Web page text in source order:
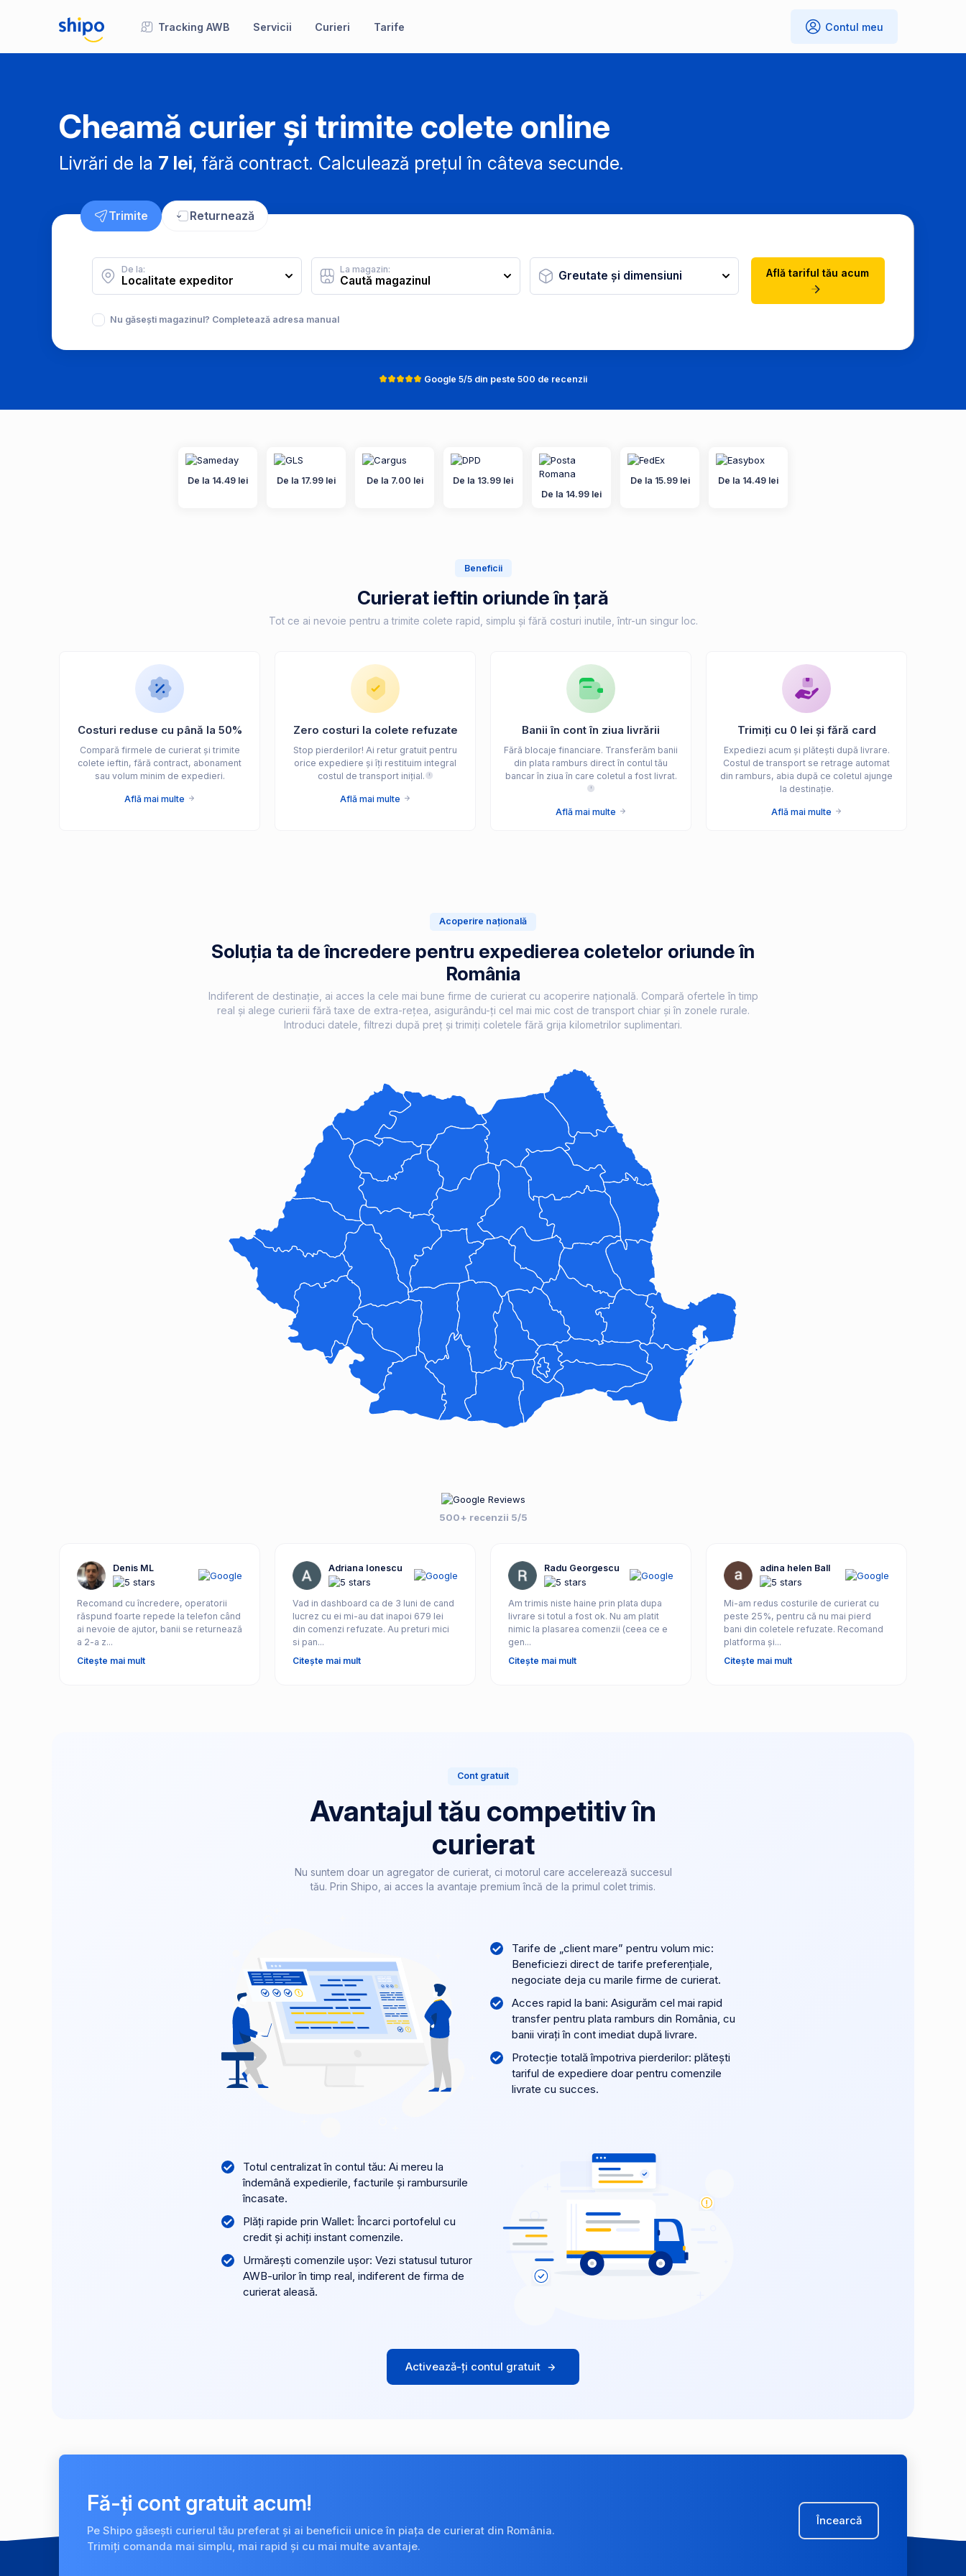
Tracking AWB Servicii Curieri Tarife Contul meu
Cheamă curier și trimite colete online
Livrări de la 7 lei, fără contract. Calculează prețul în câteva secunde.
Trimite Returnează
De la: La magazin: Greutate și dimensiuni Află tariful tău acum
Nu găsești magazinul? Completează adresa manual
Google 5/5 din peste 500 de recenzii
De la 14.49 lei De la 17.99 lei De la 7.00 lei
De la 13.99 lei
De la 14.99 lei
De la 15.99 lei De la 14.49 lei
Beneficii
Curierat ieftin oriunde în țară
Tot ce ai nevoie pentru a trimite colete rapid, simplu și fără costuri inutile, într-un singur loc.
Costuri reduse cu până la 50%
Compară firmele de curierat și trimite
colete ieftin, fără contract, abonament
sau volum minim de expedieri.
Află mai multe
Zero costuri la colete refuzate
Stop pierderilor! Ai retur gratuit pentru
orice expediere și îți restituim integral
costul de transport inițial.
Află mai multe
Banii în cont în ziua livrării
Fără blocaje financiare. Transferăm banii
din plata ramburs direct în contul tău
bancar în ziua în care coletul a fost livrat.
Află mai multe
Trimiți cu 0 lei și fără card
Expediezi acum și plătești după livrare.
Costul de transport se retrage automat
din ramburs, abia după ce coletul ajunge
la destinație.
Află mai multe
Acoperire națională
Soluția ta de încredere pentru expedierea coletelor oriunde în
România
Indiferent de destinație, ai acces la cele mai bune firme de curierat cu acoperire națională. Compară ofertele în timp
real și alege curierii fără taxe de extra-rețea, asigurându-ți cel mai mic cost de transport chiar și în zonele rurale.
Introduci datele, filtrezi după preț și trimiți coletele fără grija kilometrilor suplimentari.
500+ recenzii 5/5
Denis ML
Recomand cu încredere, operatorii
răspund foarte repede la telefon când
ai nevoie de ajutor, banii se returnează
a 2-a z...
Citește mai mult
Adriana Ionescu
Vad in dashboard ca de 3 luni de cand
lucrez cu ei mi-au dat inapoi 679 lei
din comenzi refuzate. Au preturi mici
si pan...
Citește mai mult
Radu Georgescu
Am trimis niste haine prin plata dupa
livrare si totul a fost ok. Nu am platit
nimic la plasarea comenzii (ceea ce e
gen...
Citește mai mult
adina helen Ball
Mi-am redus costurile de curierat cu
peste 25%, pentru că nu mai pierd
bani din coletele refuzate. Recomand
platforma și...
Citește mai mult
Cont gratuit
Avantajul tău competitiv în
curierat
Nu suntem doar un agregator de curierat, ci motorul care accelerează succesul
tău. Prin Shipo, ai acces la avantaje premium încă de la primul colet trimis.
Tarife de „client mare” pentru volum mic:
Beneficiezi direct de tarife preferențiale,
negociate deja cu marile firme de curierat.
Acces rapid la bani: Asigurăm cel mai rapid
transfer pentru plata ramburs din România, cu
banii virați în cont imediat după livrare.
Protecție totală împotriva pierderilor: plătești
tariful de expediere doar pentru comenzile
livrate cu succes.
Totul centralizat în contul tău: Ai mereu la
îndemână expedierile, facturile și rambursurile
încasate.
Plăți rapide prin Wallet: Încarci portofelul cu
credit și achiți instant comenzile.
Urmărești comenzile ușor: Vezi statusul tuturor
AWB-urilor în timp real, indiferent de firma de
curierat aleasă.
Activează-ți contul gratuit
Fă-ți cont gratuit acum!
Pe Shipo găsești curierul tău preferat și ai beneficii unice în piața de curierat din România.
Trimiți comanda mai simplu, mai rapid și cu mai multe avantaje.
Încearcă